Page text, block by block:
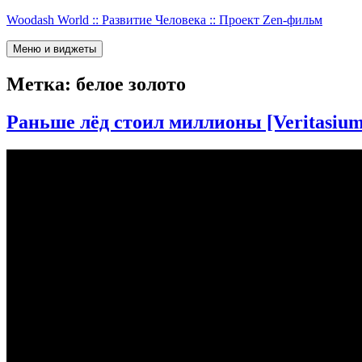
Перейти
содержимому
Woodash World :: Развитие Человека :: Проект Zen-фильм
Меню и виджеты
Метка: белое золото
Раньше лёд стоил миллионы